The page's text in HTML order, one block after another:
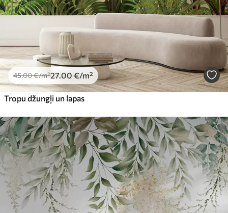
45.00€/m²27 .00 €/m²
Tropu džungļi un lapas